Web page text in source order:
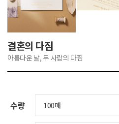
결혼의 다짐
아름다운 날, 두 사람의 다짐
수량